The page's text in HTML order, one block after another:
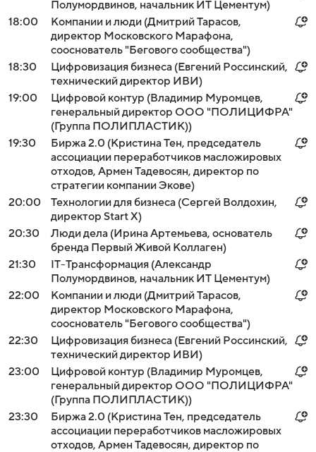
Полумордвинов, начальник ИТ Цементум)
18:00
Компании и люди (Дмитрий Тарасов,
директор Московского Марафона,
сооснователь "Бегового сообщества")
18:30
Цифровизация бизнеса (Евгений Россинский,
технический директор ИВИ)
19:00
Цифровой контур (Владимир Муромцев,
генеральный директор ООО "ПОЛИЦИФРА"
(Группа ПОЛИПЛАСТИК))
19:30
Биржа 2.0 (Кристина Тен, председатель
ассоциации переработчиков масложировых
отходов, Армен Тадевосян, директор по
стратегии компании Экове)
20:00
Технологии для бизнеса (Сергей Волдохин,
директор Start X)
20:30
Люди дела (Ирина Артемьева, основатель
бренда Первый Живой Коллаген)
21:30
IT-Трансформация (Александр
Полумордвинов, начальник ИТ Цементум)
22:00
Компании и люди (Дмитрий Тарасов,
директор Московского Марафона,
сооснователь "Бегового сообщества")
22:30
Цифровизация бизнеса (Евгений Россинский,
технический директор ИВИ)
23:00
Цифровой контур (Владимир Муромцев,
генеральный директор ООО "ПОЛИЦИФРА"
(Группа ПОЛИПЛАСТИК))
23:30
Биржа 2.0 (Кристина Тен, председатель
ассоциации переработчиков масложировых
отходов, Армен Тадевосян, директор по